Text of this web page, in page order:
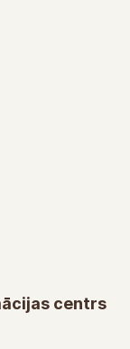
centrs